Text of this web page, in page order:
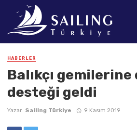
HABERLER
Balıkçı
desteği geldi
Yazar: Sailing Türkiye 9 Kasım 2019